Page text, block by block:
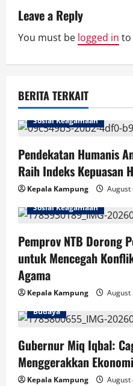
i
t
i
o
n
Leave a Reply
You must be logged in to
BERITA TERKAIT
Sosial Keagamaan
Pendekatan Humanis
Raih Indeks Kepuasan
Kepala Kampung August
Sosial Keagamaan
Pemprov NTB Dorong
untuk Mencegah
Agama
Kepala Kampung August
Budaya
Gubernur Miq Iqbal:
Menggerakkan
Kepala Kampung August